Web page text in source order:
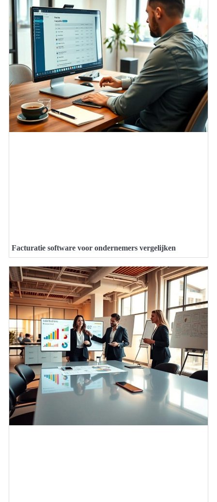
Facturatie software voor ondernemers vergelijken